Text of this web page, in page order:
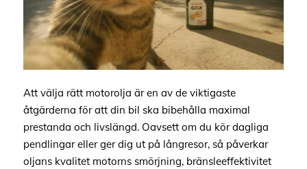
Att välja rätt motorolja är en av de viktigaste
åtgärderna för att din bil ska bibehålla maximal
prestanda och livslängd. Oavsett om du kör dagliga
pendlingar eller ger dig ut på långresor, så påverkar
oljans kvalitet motorns smörjning, bränsleeffektivitet